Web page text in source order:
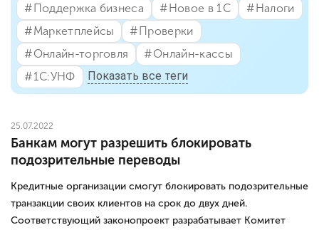
#⁣Поддержка бизнеса
#⁣Новое в 1С
#⁣Налоги
#⁣Маркетплейсы
#⁣Проверки
#⁣Онлайн-торговля
#⁣Онлайн-кассы
#⁣1С:УНФ
Показать все теги
25.07.2022
Банкам могут разрешить блокировать
подозрительные переводы
Кредитные организации смогут блокировать подозрительные
транзакции своих клиентов на срок до двух дней.
Соответствующий законопроект разрабатывает Комитет